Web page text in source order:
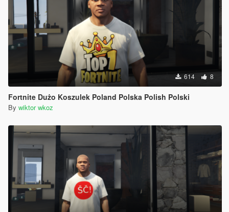
614 8
Fortnite Dużo Koszulek Poland Polska Polish Polski
By wiktor wkoz